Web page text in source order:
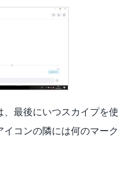
最後にいつスカイプを使
コンの隣には何のマーク